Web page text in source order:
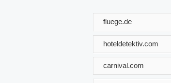
fluege.de
hoteldetektiv.com
carnival.com